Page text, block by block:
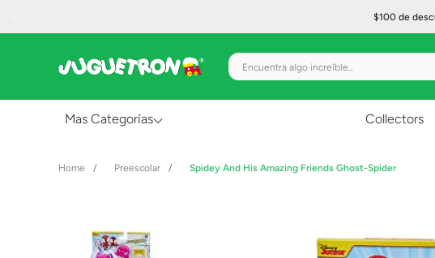
$100 de
Encuentra algo increíble...
Mas Categorías
Creatividad y Arte
Collectors
Preescolar Spidey And His Amazing Friends Ghost-Spider